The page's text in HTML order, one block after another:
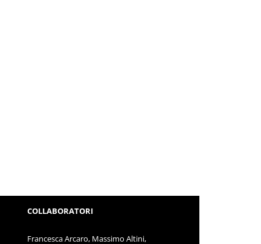
COLLABORATORI
Francesca Arcaro, Massimo Altini,